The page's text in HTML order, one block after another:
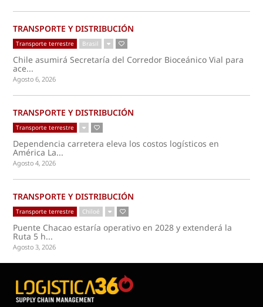
TRANSPORTE Y DISTRIBUCIÓN
Transporte terrestre Brasil
Chile asumirá Secretaría del Corredor Bioceánico Vial para
ace...
Agosto 6, 2026
TRANSPORTE Y DISTRIBUCIÓN
Transporte terrestre
Dependencia carretera eleva los costos logísticos en
América La...
Agosto 4, 2026
TRANSPORTE Y DISTRIBUCIÓN
Transporte terrestre Chiloé
Puente Chacao estaría operativo en 2028 y extenderá la
Ruta 5 h...
Agosto 3, 2026